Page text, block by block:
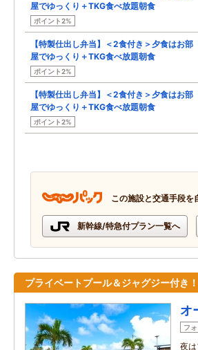
屋でゆっくり＋TKG食べ放題朝食
ポイント2%
【特製仕出し弁当】＜2食付き＞夕食はお部
屋でゆっくり＋TKG食べ放題朝食
ポイント2%
【特製仕出し弁当】＜2食付き＞夕食はお部
屋でゆっくり＋TKG食べ放題朝食
ポイント2%
この施設と交通手段を
新幹線/特急付プラン一覧へ
プライベートプール＆ジャグジー付き
オ
フ
夜